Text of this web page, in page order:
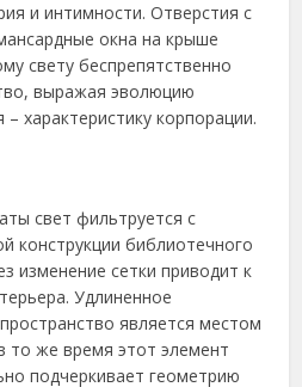
и интимности. Отверстия с
окна на крыше
свету беспрепятственно
выражая эволюцию
характеристику корпорации.
свет фильтруется с
конструкции библиотечного
изменение сетки приводит к
Удлиненное
является местом
то же время этот элемент
подчеркивает геометрию